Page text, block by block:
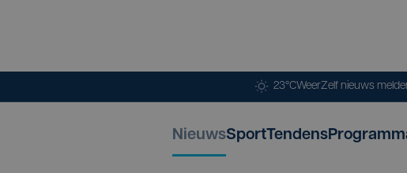
23°CWeerZelf nieuws
NieuwsSportTendens